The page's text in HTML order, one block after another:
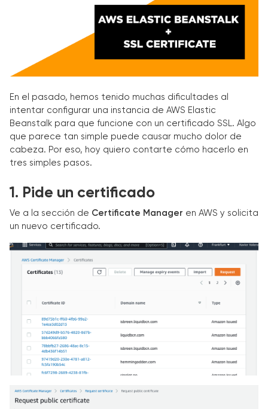
En el pasado, hemos tenido muchas dificultades al
intentar configurar una instancia de AWS Elastic
Beanstalk para que funcione con un certificado SSL. Algo
que parece tan simple puede causar mucho dolor de
cabeza. Por eso, hoy quiero contarte cómo hacerlo en
tres simples pasos.
1. Pide un certificado
Ve a la sección de Certificate Manager en AWS y solicita
un nuevo certificado.